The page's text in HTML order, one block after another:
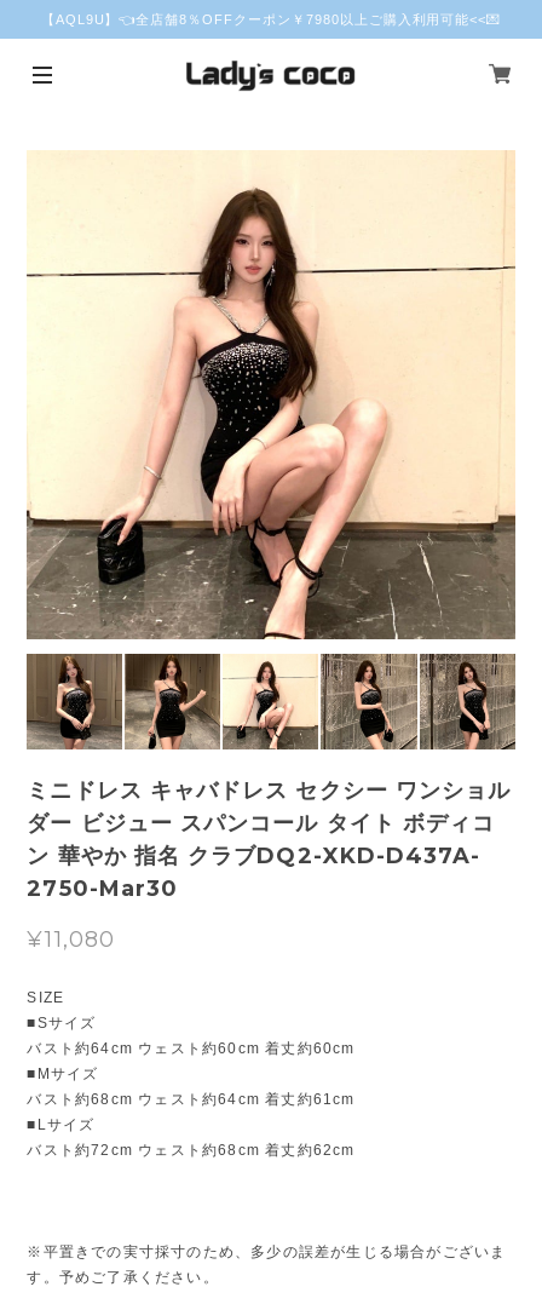
【AQL9U】👈全店舗8％OFFクーポン￥7980以上ご購入利用可能<<💌
ミニドレス キャバドレス セクシー ワンショル
ダー ビジュー スパンコール タイト ボディコ
ン 華やか 指名 クラブDQ2-XKD-D437A-
2750-Mar30
¥11,080
SIZE
■Sサイズ
バスト約64cm ウェスト約60cm 着丈約60cm
■Mサイズ
バスト約68cm ウェスト約64cm 着丈約61cm
■Lサイズ
バスト約72cm ウェスト約68cm 着丈約62cm
※平置きでの実寸採寸のため、多少の誤差が生じる場合がございま
す。予めご了承ください。